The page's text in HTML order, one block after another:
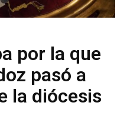
por la que
pasó a
la diócesis